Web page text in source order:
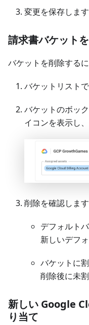
変更を保存します
請求書バケット
バケットを削除するに
バケットリスト
バケットのボッ
イコンを表示し
削除を確認します
デフォルト
新しいデフ
バケットに
削除後に未
新しい Google
り当て